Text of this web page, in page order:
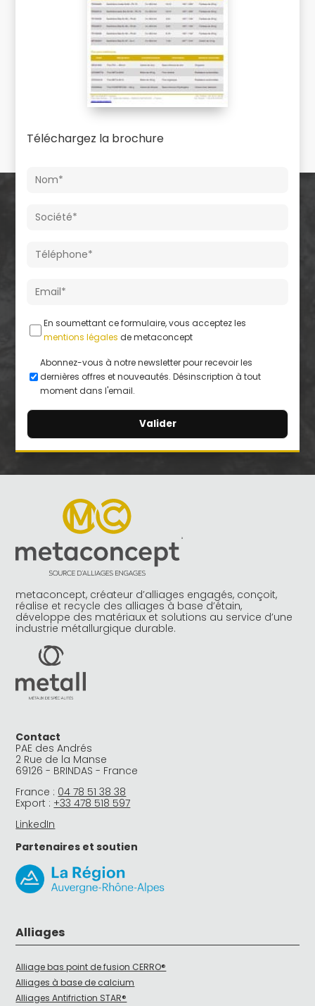
Téléchargez la brochure
En soumettant ce formulaire, vous acceptez les
mentions légales de metaconcept
Abonnez-vous à notre newsletter pour recevoir les
dernières offres et nouveautés. Désinscription à tout
moment dans l'email.
t
t
i
:
metaconcept, créateur d’alliages engagés, conçoit,
réalise et recycle des alliages à base d’étain,
développe des matériaux et solutions au service d’une
industrie métallurgique durable.
Contact
PAE des Andrés
2 Rue de la Manse
69126 - BRINDAS - France
France : 04 78 51 38 38
Export : +33 478 518 597
LinkedIn
Partenaires et soutien
Alliages
Alliage bas point de fusion CERRO®
Alliages à base de calcium
Alliages Antifriction STAR®